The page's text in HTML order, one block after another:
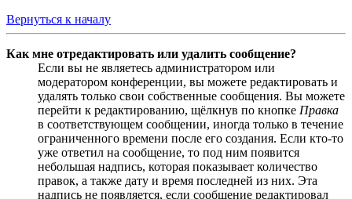
Вернуться к началу
Как мне отредактировать или удалить сообщение?
Если вы не являетесь администратором или
модератором конференции, вы можете редактировать и
удалять только свои собственные сообщения. Вы можете
перейти к редактированию, щёлкнув по кнопке Правка
в соответствующем сообщении, иногда только в течение
ограниченного времени после его создания. Если кто-то
уже ответил на сообщение, то под ним появится
небольшая надпись, которая показывает количество
правок, а также дату и время последней из них. Эта
надпись не появляется, если сообщение редактировал